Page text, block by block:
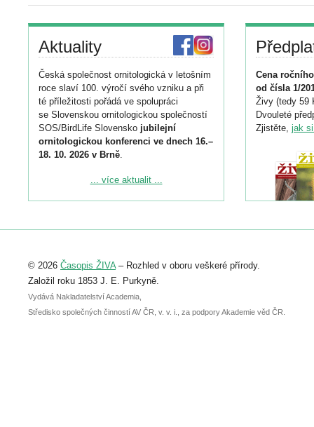
Aktuality
Česká společnost ornitologická v letošním
roce slaví 100. výročí svého vzniku a při
té příležitosti pořádá ve spolupráci
se Slovenskou ornitologickou společností
SOS/BirdLife Slovensko jubilejní
ornitologickou konferenci ve dnech 16.–
18. 10. 2026 v Brně.
Podrobnější informace ke konferenci
Registrovat se můžete do 6. září.
abstraktu přihlášené přednášky nebo
posteru je už 30. června.
... více aktualit ...
Cena
od čísla 1/
Živy (tedy 59
Dvouleté
Zjistěte, jak
© 2026 Časopis ŽIVA– Rozhled v oboru veškeré přírody.
Založil roku 1853 J. E. Purkyně.
Vydává Nakladatelství Academia,
Středisko společných činností AV ČR, v. v. i., za podpory Akademie věd ČR.